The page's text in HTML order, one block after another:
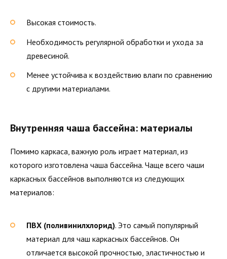
Высокая стоимость.
Необходимость регулярной обработки и ухода за
древесиной.
Менее устойчива к воздействию влаги по сравнению
с другими материалами.
Внутренняя чаша бассейна: материалы
Помимо каркаса, важную роль играет материал, из
которого изготовлена чаша бассейна. Чаще всего чаши
каркасных бассейнов выполняются из следующих
материалов:
ПВХ (поливинилхлорид). Это самый популярный
материал для чаш каркасных бассейнов. Он
отличается высокой прочностью, эластичностью и